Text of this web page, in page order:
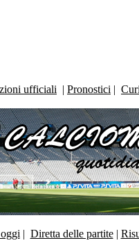
ufficiali | Pronostici |
| Diretta delle partite|